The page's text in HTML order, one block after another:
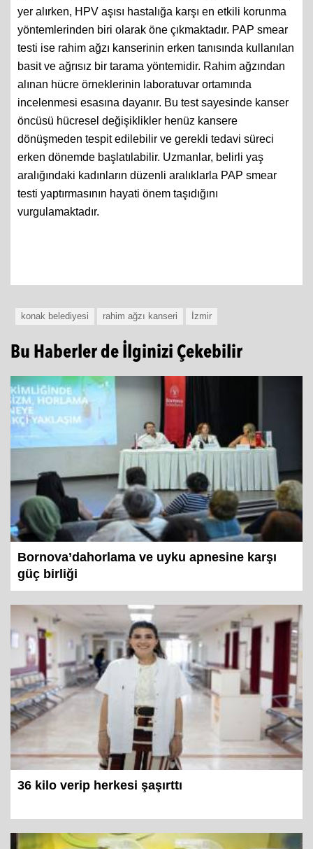
yer alırken, HPV aşısı hastalığa karşı en etkili korunma
yöntemlerinden biri olarak öne çıkmaktadır. PAP smear
testi ise rahim ağzı kanserinin erken tanısında kullanılan
basit ve ağrısız bir tarama yöntemidir. Rahim ağzından
alınan hücre örneklerinin laboratuvar ortamında
incelenmesi esasına dayanır. Bu test sayesinde kanser
öncüsü hücresel değişiklikler henüz kansere
dönüşmeden tespit edilebilir ve gerekli tedavi süreci
erken dönemde başlatılabilir. Uzmanlar, belirli yaş
aralığındaki kadınların düzenli aralıklarla PAP smear
testi yaptırmasının hayati önem taşıdığını
vurgulamaktadır.
konak belediyesi rahim ağzı kanseri İzmir
Bu Haberler de İlginizi Çekebilir
Bornova’dahorlama ve uyku apnesine karşı
güç birliği
36 kilo verip herkesi şaşırttı